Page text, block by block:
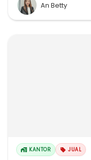
An Betty
KANTOR JUAL